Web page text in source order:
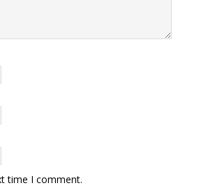
time I comment.